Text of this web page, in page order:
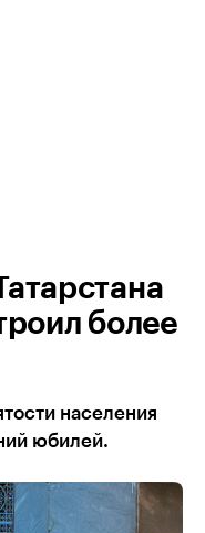
более
населения
юбилей.